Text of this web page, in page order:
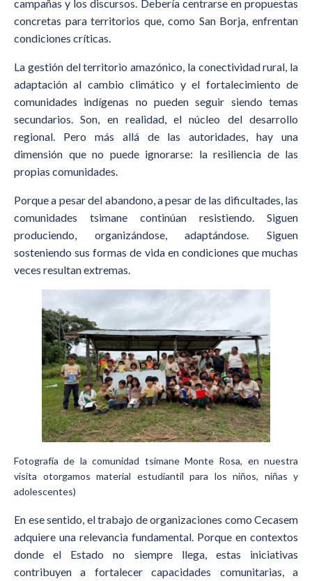
campañas y los discursos. Debería centrarse en propuestas
concretas para territorios que, como San Borja, enfrentan
condiciones críticas.
La gestión del territorio amazónico, la conectividad rural, la
adaptación al cambio climático y el fortalecimiento de
comunidades indígenas no pueden seguir siendo temas
secundarios. Son, en realidad, el núcleo del desarrollo
regional. Pero más allá de las autoridades, hay una
dimensión que no puede ignorarse: la resiliencia de las
propias comunidades.
Porque a pesar del abandono, a pesar de las dificultades, las
comunidades tsimane continúan resistiendo. Siguen
produciendo, organizándose, adaptándose. Siguen
sosteniendo sus formas de vida en condiciones que muchas
veces resultan extremas.
Fotografía de la comunidad tsimane Monte Rosa, en nuestra
visita otorgamos material estudiantil para los niños, niñas y
adolescentes)
En ese sentido, el trabajo de organizaciones como Cecasem
adquiere una relevancia fundamental. Porque en contextos
donde el Estado no siempre llega, estas iniciativas
contribuyen a fortalecer capacidades comunitarias, a